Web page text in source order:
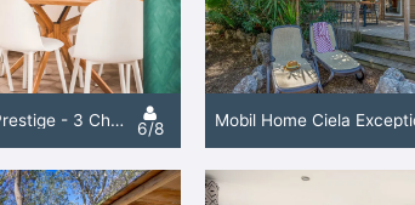
Mobil Home Ciela Prestige - 3 Chambres - 2 Salles De Bains - Draps, Serviettes Et Plancha 6/8